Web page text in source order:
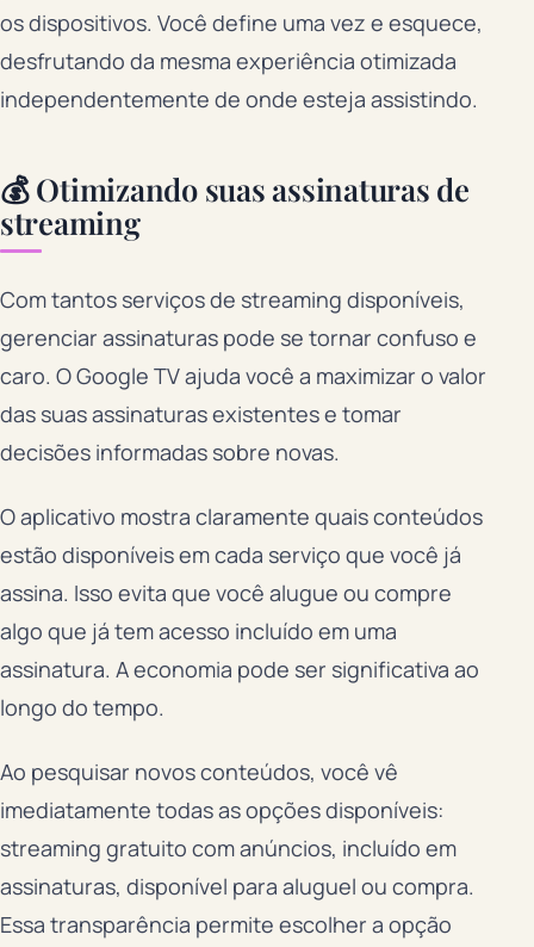
os dispositivos. Você define uma vez e esquece,
desfrutando da mesma experiência otimizada
independentemente de onde esteja assistindo.
💰 Otimizando suas assinaturas de
streaming
Com tantos serviços de streaming disponíveis,
gerenciar assinaturas pode se tornar confuso e
caro. O Google TV ajuda você a maximizar o valor
das suas assinaturas existentes e tomar
decisões informadas sobre novas.
O aplicativo mostra claramente quais conteúdos
estão disponíveis em cada serviço que você já
assina. Isso evita que você alugue ou compre
algo que já tem acesso incluído em uma
assinatura. A economia pode ser significativa ao
longo do tempo.
Ao pesquisar novos conteúdos, você vê
imediatamente todas as opções disponíveis:
streaming gratuito com anúncios, incluído em
assinaturas, disponível para aluguel ou compra.
Essa transparência permite escolher a opção